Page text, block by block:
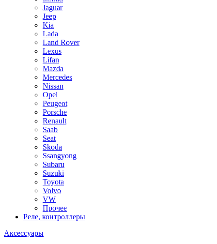
Jaguar
Jeep
Kia
Lada
Land Rover
Lexus
Lifan
Mazda
Mercedes
Nissan
Opel
Peugeot
Porsche
Renault
Saab
Seat
Skoda
Ssangyong
Subaru
Suzuki
Toyota
Volvo
VW
Прочее
Реле, контроллеры
Аксессуары